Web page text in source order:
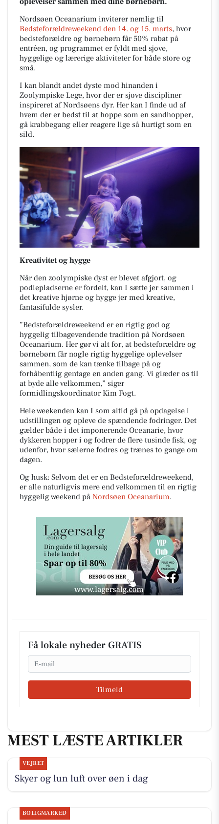
Nordsøen Oceanarium inviterer nemlig til
Bedsteforældreweekend den 14. og 15. marts, hvor
bedsteforældre og børnebørn får 50% rabat på
entréen, og programmet er fyldt med sjove,
hyggelige og lærerige aktiviteter for både store og
små.
I kan blandt andet dyste mod hinanden i
Zoolympiske Lege, hvor der er sjove discipliner
inspireret af Nordsøens dyr. Her kan I finde ud af
hvem der er bedst til at hoppe som en sandhopper,
gå krabbegang eller reagere lige så hurtigt som en
sild.
Kreativitet og hygge
Når den zoolympiske dyst er blevet afgjort, og
podiepladserne er fordelt, kan I sætte jer sammen i
det kreative hjørne og hygge jer med kreative,
fantasifulde sysler.
”Bedsteforældreweekend er en rigtig god og
hyggelig tilbagevendende tradition på Nordsøen
Oceanarium. Her gør vi alt for, at bedsteforældre og
børnebørn får nogle rigtig hyggelige oplevelser
sammen, som de kan tænke tilbage på og
forhåbentlig gentage en anden gang. Vi glæder os til
at byde alle velkommen,” siger
formidlingskoordinator Kim Fogt.
Hele weekenden kan I som altid gå på opdagelse i
udstillingen og opleve de spændende fodringer. Det
gælder både i det imponerende Oceanarie, hvor
dykkeren hopper i og fodrer de flere tusinde fisk, og
udenfor, hvor sælerne fodres og trænes to gange om
dagen.
Og husk: Selvom det er en Bedsteforældreweekend,
er alle naturligvis mere end velkommen til en rigtig
hyggelig weekend på Nordsøen Oceanarium.
Få lokale nyheder GRATIS
Email
Tilmeld
MEST LÆSTE ARTIKLER
VEJRET
Skyer og lun luft over øen i dag
BOLIGMARKED